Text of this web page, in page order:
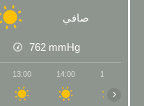
صافي
762 mmHg
13:00 14:00 15:00
›